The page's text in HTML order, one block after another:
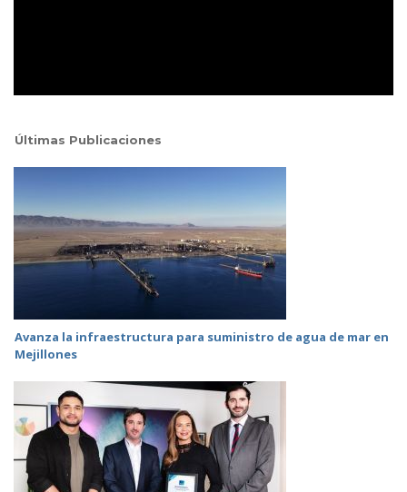
Últimas Publicaciones
Avanza la infraestructura para suministro de agua de mar en
Mejillones